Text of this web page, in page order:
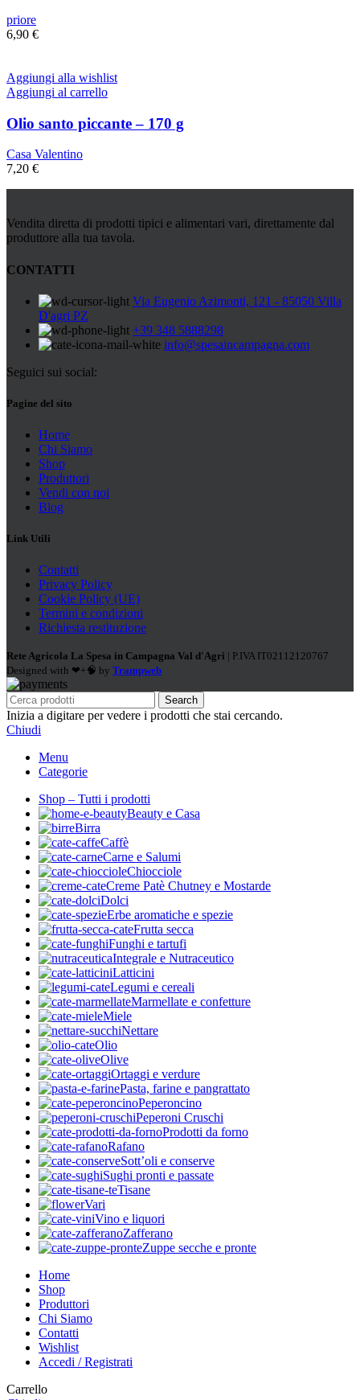
priore
6,90 €
Aggiungi alla wishlist
Aggiungi al carrello
Olio santo piccante – 170 g
Casa Valentino
7,20 €
Vendita diretta di prodotti tipici e alimentari vari, direttamente dal
produttore alla tua tavola.
CONTATTI
Via Eugenio Azimonti, 121 - 85050 Villa
D'agri PZ
+39 348 5888298
info@spesaincampagna.com
Seguici sui social:
Pagine del sito
Home
Chi Siamo
Shop
Produttori
Vendi con noi
Blog
Link Utili
Contatti
Privacy Policy
Cookie Policy (UE)
Termini e condizioni
Richiesta restituzione
Rete Agricola La Spesa in Campagna Val d'Agri | P.IVA IT02112120767
Designed with ❤+🧠 by Trampweb
Search
Inizia a digitare per vedere i prodotti che stai cercando.
Chiudi
Menu
Categorie
Shop – Tutti i prodotti
Beauty e Casa
Birra
Caffè
Carne e Salumi
Chiocciole
Creme Patè Chutney e Mostarde
Dolci
Erbe aromatiche e spezie
Frutta secca
Funghi e tartufi
Integrale e Nutraceutico
Latticini
Legumi e cereali
Marmellate e confetture
Miele
Nettare
Olio
Olive
Ortaggi e verdure
Pasta, farine e pangrattato
Peperoncino
Peperoni Cruschi
Prodotti da forno
Rafano
Sott’oli e conserve
Sughi pronti e passate
Tisane
Vari
Vino e liquori
Zafferano
Zuppe secche e pronte
Home
Shop
Produttori
Chi Siamo
Contatti
Wishlist
Accedi / Registrati
Carrello